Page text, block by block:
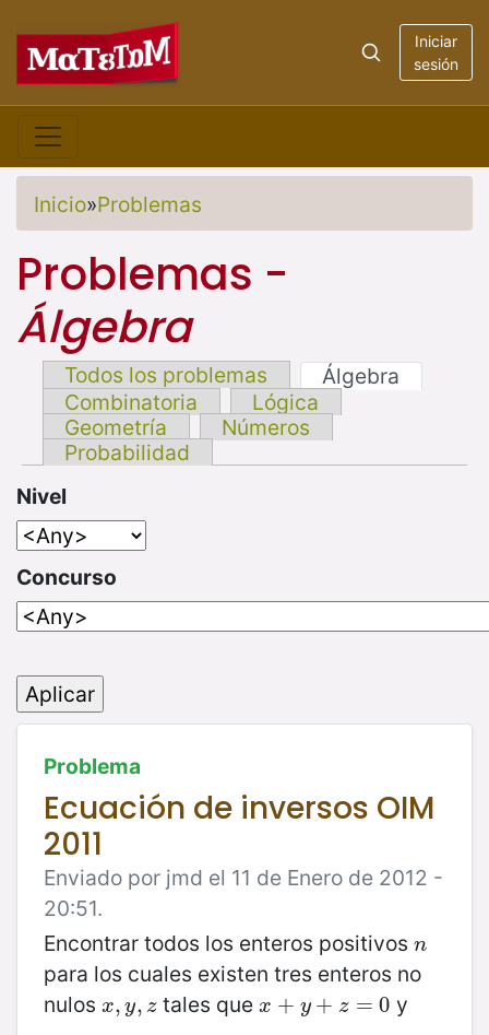
Iniciar
sesión
Inicio»Problemas
Problemas -
Álgebra
Todos los problemas
Álgebra
Combinatoria
Lógica
Geometría
Números
Probabilidad
Nivel
Concurso
Problema
Ecuación de inversos OIM
2011
Enviado por jmd el 11 de Enero de 2012 -
20:51.
Encontrar todos los enteros positivos n
n
para los cuales existen tres enteros no
nulos x, y, z
x,y,z tales quex + y + z = 0
x+y +z= 0
y